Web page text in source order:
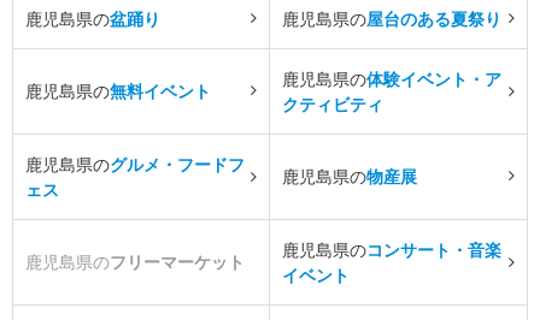
鹿児島県の盆踊り 鹿児島県の屋台のある夏祭り
鹿児島県の無料イベント
鹿児島県の体験イベント・ア
クティビティ
鹿児島県のグルメ・フードフ
ェス
鹿児島県の物産展
鹿児島県のフリーマーケット
鹿児島県のコンサート・音楽
イベント